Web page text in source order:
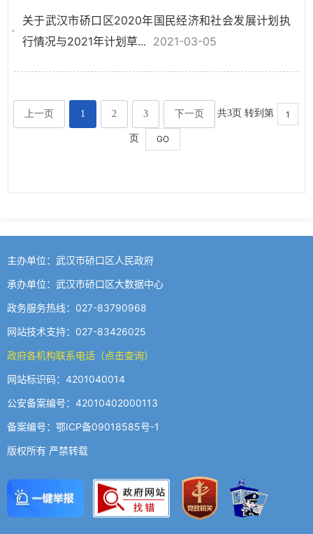
关于武汉市硚口区2020年国民经济和社会发展计划执
行情况与2021年计划草... 2021-03-05
上一页 1 2 3 下一页 共3页 转到第
页
主办单位：武汉市硚口区人民政府
承办单位：武汉市硚口区大数据中心
政务服务热线：027-83790968
网站技术支持：027-83426025
政府各机构联系电话（点击查询）
网站标识码：4201040014
公安备案编号：42010402000113
备案编号：鄂ICP备09018585号-1
版权所有 严禁转载